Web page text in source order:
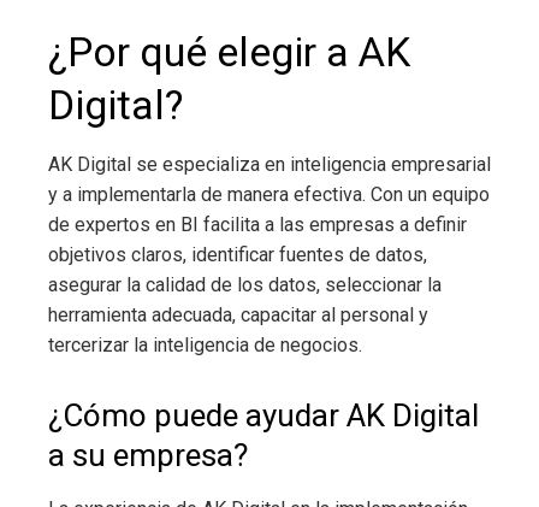
¿Por qué elegir a AK
Digital?
AK Digital se especializa en inteligencia empresarial
y a implementarla de manera efectiva. Con un equipo
de expertos en BI facilita a las empresas a definir
objetivos claros, identificar fuentes de datos,
asegurar la calidad de los datos, seleccionar la
herramienta adecuada, capacitar al personal y
tercerizar la inteligencia de negocios.
¿Cómo puede ayudar AK Digital
a su empresa?